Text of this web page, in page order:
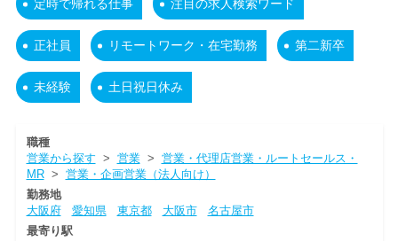
定時で帰れる仕事 注目の求人検索ワード
正社員 リモートワーク・在宅勤務 第二新卒
未経験 土日祝日休み
職種
営業から探す > 営業> 営業・代理店営業・ルートセールス・
MR> 営業・企画営業（法人向け）
勤務地
大阪府
愛知県 東京都 大阪市
名古屋市
最寄り駅